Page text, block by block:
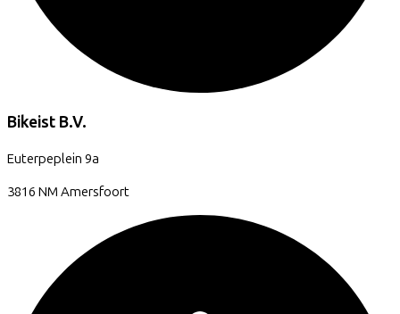
Bikeist B.V.
Euterpeplein 9a
3816 NM Amersfoort